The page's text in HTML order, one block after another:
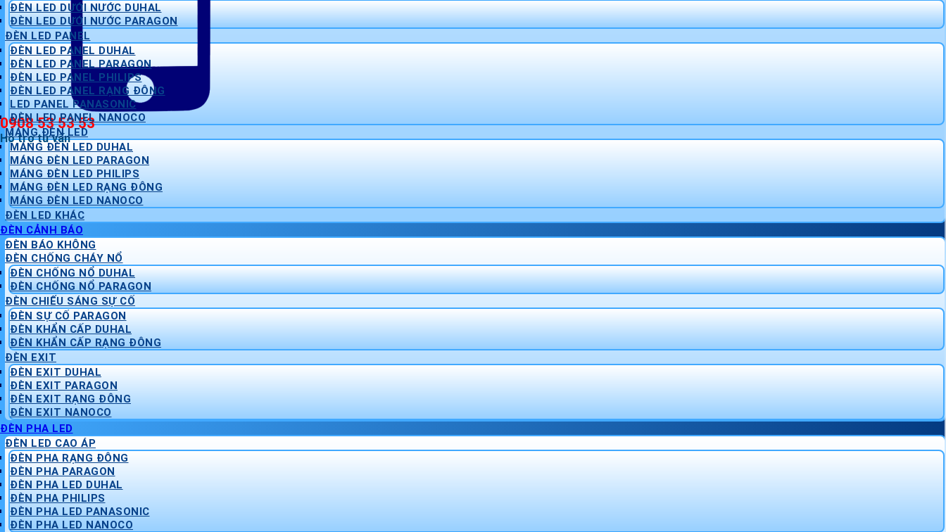
0908 53 53 53
Hỗ trợ tư vấn
ĐÈN LED DƯỚI NƯỚC DUHAL
ĐÈN LED DƯỚI NƯỚC PARAGON
ĐÈN LED PANEL
ĐÈN LED PANEL DUHAL
ĐÈN LED PANEL PARAGON
ĐÈN LED PANEL PHILIPS
ĐÈN LED PANEL RẠNG ĐÔNG
LED PANEL PANASONIC
ĐÈN LED PANEL NANOCO
MÁNG ĐÈN LED
MÁNG ĐÈN LED DUHAL
MÁNG ĐÈN LED PARAGON
MÁNG ĐÈN LED PHILIPS
MÁNG ĐÈN LED RẠNG ĐÔNG
MÁNG ĐÈN LED NANOCO
ĐÈN LED KHÁC
ĐÈN CẢNH BÁO
ĐÈN BÁO KHÔNG
ĐÈN CHỐNG CHÁY NỔ
ĐÈN CHỐNG NỔ DUHAL
ĐÈN CHỐNG NỔ PARAGON
ĐÈN CHIẾU SÁNG SỰ CỐ
ĐÈN SỰ CỐ PARAGON
ĐÈN KHẨN CẤP DUHAL
ĐÈN KHẨN CẤP RẠNG ĐÔNG
ĐÈN EXIT
ĐÈN EXIT DUHAL
ĐÈN EXIT PARAGON
ĐÈN EXIT RẠNG ĐÔNG
ĐÈN EXIT NANOCO
ĐÈN PHA LED
ĐÈN LED CAO ÁP
ĐÈN PHA RẠNG ĐÔNG
ĐÈN PHA PARAGON
ĐÈN PHA LED DUHAL
ĐÈN PHA PHILIPS
ĐÈN PHA LED PANASONIC
ĐÈN PHA LED NANOCO